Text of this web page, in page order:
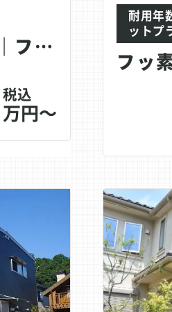
セラミックシリコン塗料｜ファインルーフSi
万円～
耐用年
ットプ